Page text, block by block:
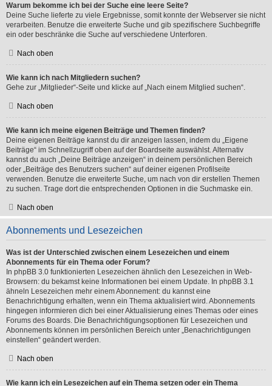
Warum bekomme ich bei der Suche eine leere Seite?
Deine Suche lieferte zu viele Ergebnisse, somit konnte der Webserver sie nicht
verarbeiten. Benutze die erweiterte Suche und gib spezifischere Suchbegriffe
ein oder beschränke die Suche auf verschiedene Unterforen.
Nach oben
Wie kann ich nach Mitgliedern suchen?
Gehe zur „Mitglieder“-Seite und klicke auf „Nach einem Mitglied suchen“.
Nach oben
Wie kann ich meine eigenen Beiträge und Themen finden?
Deine eigenen Beiträge kannst du dir anzeigen lassen, indem du „Eigene
Beiträge“ im Schnellzugriff oben auf der Boardseite auswählst. Alternativ
kannst du auch „Deine Beiträge anzeigen“ in deinem persönlichen Bereich
oder „Beiträge des Benutzers suchen“ auf deiner eigenen Profilseite
verwenden. Benutze die erweiterte Suche, um nach von dir erstellen Themen
zu suchen. Trage dort die entsprechenden Optionen in die Suchmaske ein.
Nach oben
Abonnements und Lesezeichen
Was ist der Unterschied zwischen einem Lesezeichen und einem
Abonnements für ein Thema oder Forum?
In phpBB 3.0 funktionierten Lesezeichen ähnlich den Lesezeichen in Web-
Browsern: du bekamst keine Informationen bei einem Update. In phpBB 3.1
ähneln Lesezeichen mehr einem Abonnement: du kannst eine
Benachrichtigung erhalten, wenn ein Thema aktualisiert wird. Abonnements
hingegen informieren dich bei einer Aktualisierung eines Themas oder eines
Forums des Boards. Die Benachrichtigungsoptionen für Lesezeichen und
Abonnements können im persönlichen Bereich unter „Benachrichtigungen
einstellen“ geändert werden.
Nach oben
Wie kann ich ein Lesezeichen auf ein Thema setzen oder ein Thema